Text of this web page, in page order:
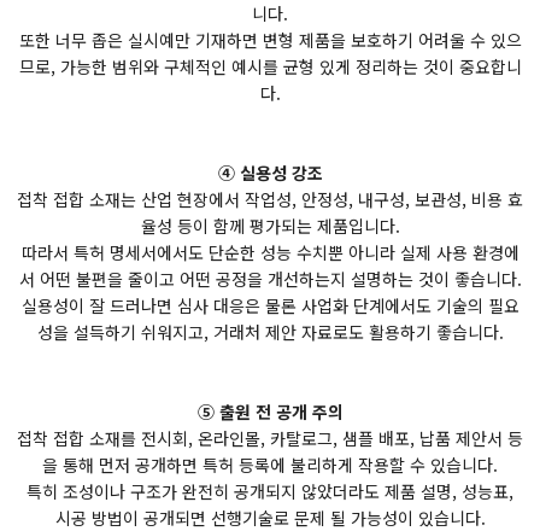
니다.
또한 너무 좁은 실시예만 기재하면 변형 제품을 보호하기 어려울 수 있으
므로, 가능한 범위와 구체적인 예시를 균형 있게 정리하는 것이 중요합니
다.
④ 실용성 강조
접착 접합 소재는 산업 현장에서 작업성, 안정성, 내구성, 보관성, 비용 효
율성 등이 함께 평가되는 제품입니다.
따라서 특허 명세서에서도 단순한 성능 수치뿐 아니라 실제 사용 환경에
서 어떤 불편을 줄이고 어떤 공정을 개선하는지 설명하는 것이 좋습니다.
실용성이 잘 드러나면 심사 대응은 물론 사업화 단계에서도 기술의 필요
성을 설득하기 쉬워지고, 거래처 제안 자료로도 활용하기 좋습니다.
⑤ 출원 전 공개 주의
접착 접합 소재를 전시회, 온라인몰, 카탈로그, 샘플 배포, 납품 제안서 등
을 통해 먼저 공개하면 특허 등록에 불리하게 작용할 수 있습니다.
특히 조성이나 구조가 완전히 공개되지 않았더라도 제품 설명, 성능표,
시공 방법이 공개되면 선행기술로 문제 될 가능성이 있습니다.